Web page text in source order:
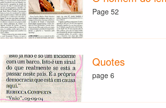
Page 52
Quotes
page 6